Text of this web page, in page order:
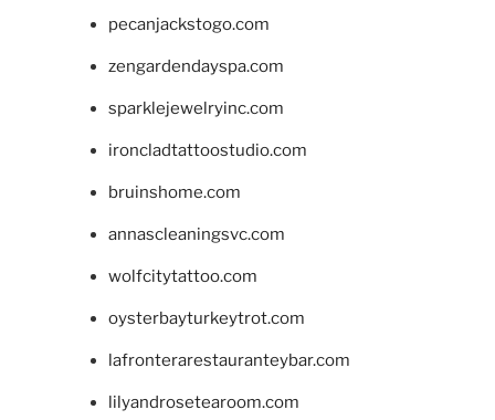
pecanjackstogo.com
zengardendayspa.com
sparklejewelryinc.com
ironcladtattoostudio.com
bruinshome.com
annascleaningsvc.com
wolfcitytattoo.com
oysterbayturkeytrot.com
lafronterarestauranteybar.com
lilyandrosetearoom.com